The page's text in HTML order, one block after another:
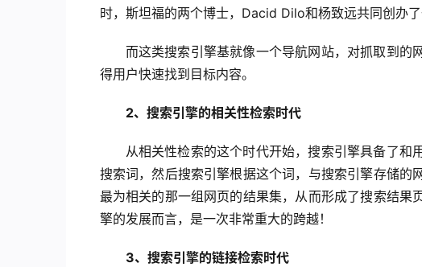
时，斯坦福的两个博士，Dacid Dilo和杨致远共同创办
而这类搜索引擎基就像一个导航网站，对抓取到的
得用户快速找到目标内容。
2、搜索引擎的相关性检索时代
从相关性检索的这个时代开始，搜索引擎具备了和
搜索词，然后搜索引擎根据这个词，与搜索引擎存储的
最为相关的那一组网页的结果集，从而形成了搜索结果
擎的发展而言，是一次非常重大的跨越！
3、搜索引擎的链接检索时代